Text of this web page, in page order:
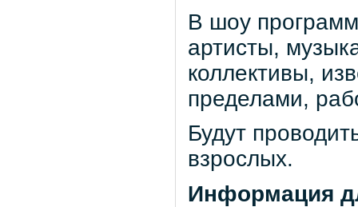
В шоу
артисты,
коллективы,
пределами,
Будут
взрослых.
Информация